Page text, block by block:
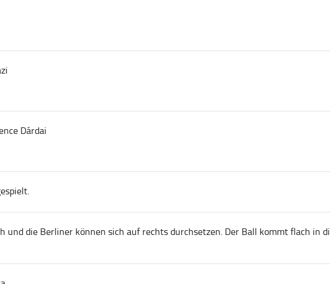
Dárdai
und die Berliner können sich auf rechts durchsetzen. Der Ball kommt flach